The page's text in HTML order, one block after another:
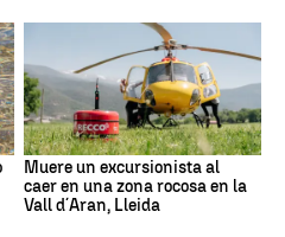
Muere un excursionista al
caer en una zona rocosa en la
Vall d´Aran, Lleida